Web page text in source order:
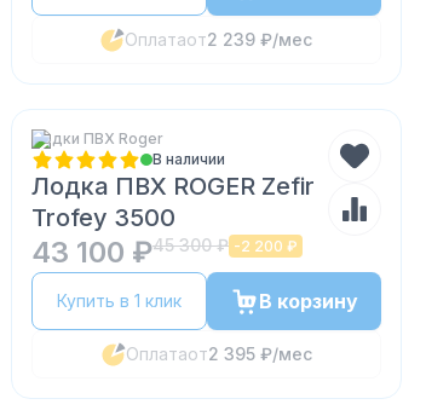
Оплатаот2 239 ₽/мес
Лодки ПВХ Roger
В наличии
Лодка ПВХ ROGER Zefir
Trofey 3500
43 100 ₽45 300 ₽ -2 200 ₽
Купить в 1 клик В корзину
Оплатаот2 395 ₽/мес